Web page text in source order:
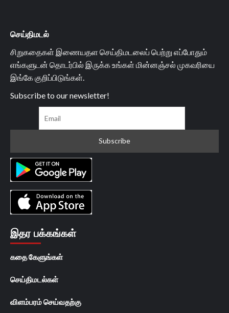
செய்திமடல்
சிறுகதைகள் இணையதள செய்திமடலைப் பெற்று எப்போதும்
எங்களுடன் தொடர்பில் இருக்க உங்கள் மின்னஞ்சல் முகவரியை
இங்கே குறிப்பிடுங்கள்.
Subscribe to our newsletter!
இதர பக்கங்கள்
கதை கேளுங்கள்
செய்திமடல்கள்
விளம்பரம் செய்வதற்கு